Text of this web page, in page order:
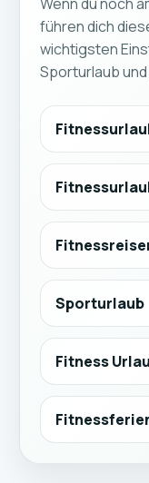
führen dich
wichtigsten
Sporturlaub
Sporturlaub
Fitness